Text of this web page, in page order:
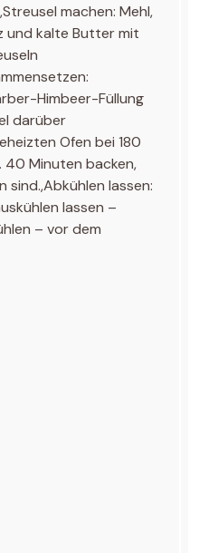
machen: Mehl,
und kalte Butter mit
Himbeer-Füllung
darüber
Ofen bei 180
40 Minuten backen,
sind.,Abkühlen lassen:
lassen –
– vor dem